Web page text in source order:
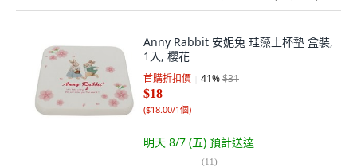
Anny Rabbit 安妮兔 珪藻土杯墊 盒裝,
1入, 櫻花
首購折扣價 41%$31
$18
($18.00/1個)
明天 8/7 (五) 預計送達
(11)